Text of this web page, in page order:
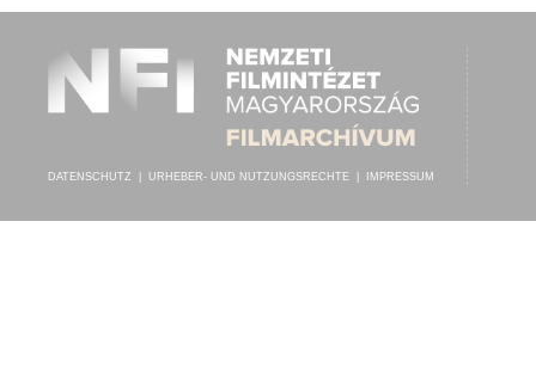
DATENSCHUTZ URHEBER- UND NUTZUNGSRECHTE IMPRESSUM